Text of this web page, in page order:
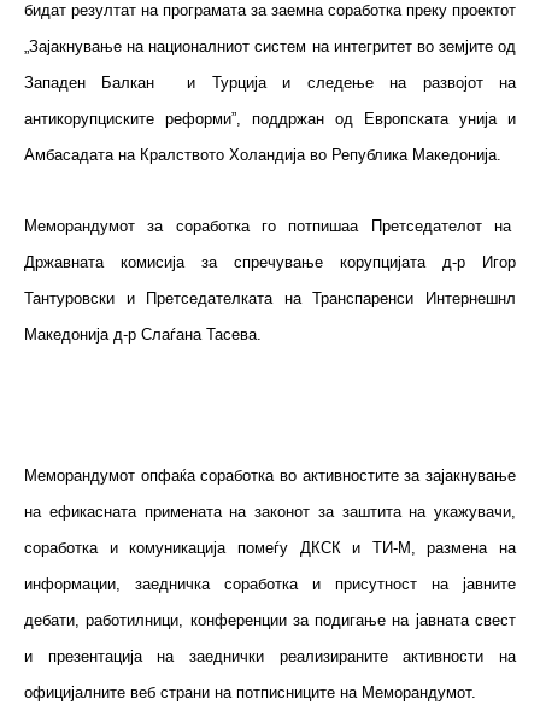
бидат резултат на програмата за заемна соработкa преку проектот
„Зајакнување на националниот систем на интегритет во земјите од
Западен Балкан и Турција и следење на развојот на
антикорупциските реформи”, поддржан од Европската унија и
Амбасадата на Кралството Холандија во Република Македонија.
Меморандумот за соработка го потпишаа Претседателот на
Државната комисија за спречување корупцијата д-р Игор
Тантуровски и Претседателката на Транспаренси Интернешнл
Македонија д-р Слаѓана Тасева.
Меморандумот опфаќа соработка во активностите за зајакнување
на ефикасната примената на законот за заштита на укажувачи,
соработка и комуникација помеѓу ДКСК и ТИ-М, размена на
информации, заедничка соработка и присутност на јавните
дебати, работилници, конференции за подигање на јавната свест
и презентација на заеднички реализираните активности на
официјалните веб страни на потписниците на Меморандумот.